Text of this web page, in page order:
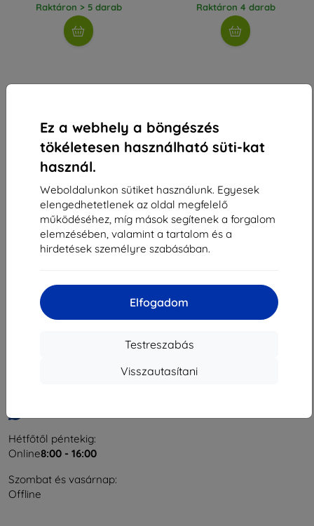
Ez a webhely a böngészés
tökéletesen használható süti-kat
használ.
Weboldalunkon sütiket használunk. Egyesek
elengedhetetlenek az oldal megfelelő
működéséhez, míg mások segítenek a forgalom
elemzésében, valamint a tartalom és a
hirdetések személyre szabásában.
Elfogadom
Testreszabás
Visszautasítani
Raktáron > 5 darab Raktáron 4 darab
Shield-Sk s.r.o.
Rudolf Mocka utca 3750/2A
Cégjegyzékszám:
ÁFA-azonosító:
SK2023549671
Hétfőtől péntekig:
Online8:00 - 16:00
Szombat és vasárnap:
Offline